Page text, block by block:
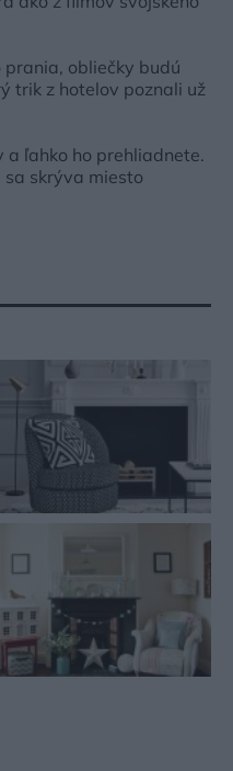
obliečky budú
trik z hotelov poznali už
a ľahko ho prehliadnete.
skrýva miesto